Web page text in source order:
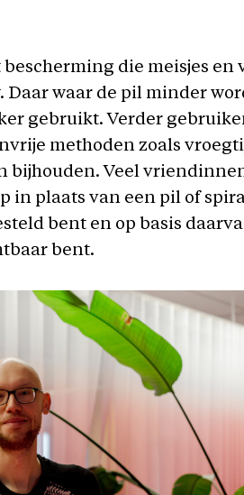
die meisjes en
Daar waar de pil minder
gebruikt. Verder
methoden zoals
bijhouden. Veel
in plaats van een pil of
bent en op basis
bent.